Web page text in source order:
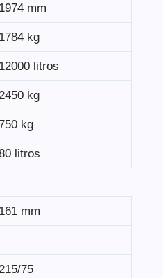
1974 mm
1784 kg
12000 litros
2450 kg
kg
litros
161 mm
75